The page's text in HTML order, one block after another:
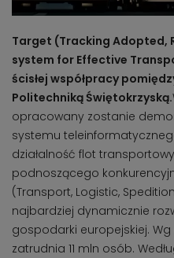
Target (Tracking Adopted,
system for Effective
ścisłej współpracy
Politechniką Świętokrzyską.
opracowany zostanie
systemu
działalność flot
podnoszącego
(Transport, Logistic,
najbardziej dynamicznie
gospodarki europejskiej.
zatrudnia 11 mln osób.